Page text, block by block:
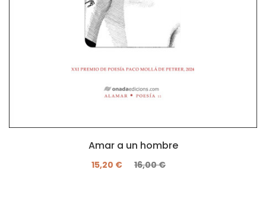
Amar a un hombre
15,20 € 16,00 €